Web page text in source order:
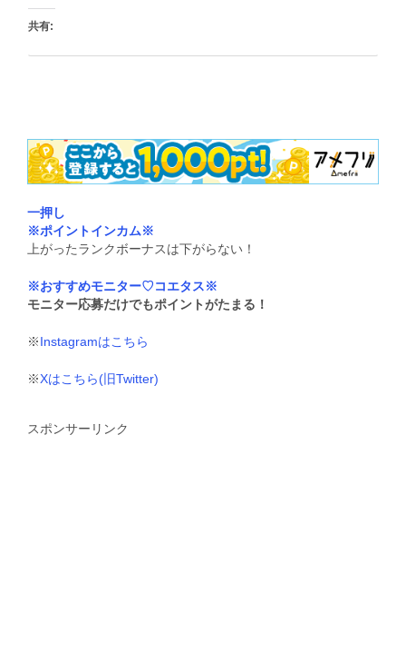
共有:
一押し
※ポイントインカム※
上がったランクボーナスは下がらない！
※おすすめモニター♡コエタス※
モニター応募だけでもポイントがたまる！
※Instagramはこちら
※Xはこちら(旧Twitter)
スポンサーリンク